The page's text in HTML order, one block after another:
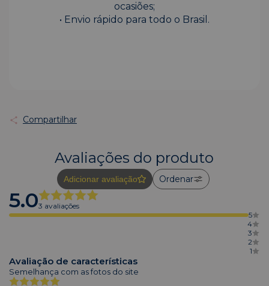
ocasiões;
• Envio rápido para todo o Brasil.
Compartilhar
Avaliações do produto
Adicionar avaliação Ordenar
5.03 avaliações
5
4
3
2
1
Avaliação de características
Semelhança com as fotos do site